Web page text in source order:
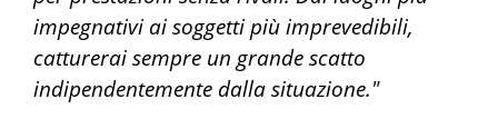
impegnativi ai soggetti più imprevedibili,
catturerai sempre un grande scatto
indipendentemente dalla situazione."